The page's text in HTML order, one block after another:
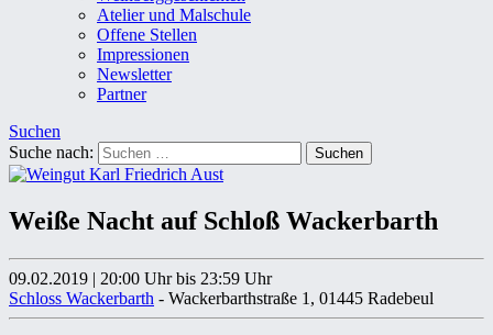
Atelier und Malschule
Offene Stellen
Impressionen
Newsletter
Partner
Suchen
Suche nach:
Weiße Nacht auf Schloß Wackerbarth
09.02.2019 | 20:00 Uhr bis 23:59 Uhr
Schloss Wackerbarth - Wackerbarthstraße 1, 01445 Radebeul